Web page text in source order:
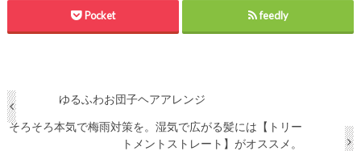
Pocket feedly
ゆるふわお団子ヘアアレンジ
そろそろ本気で梅雨対策を。湿気で広がる髪には【トリー
トメントストレート】がオススメ。